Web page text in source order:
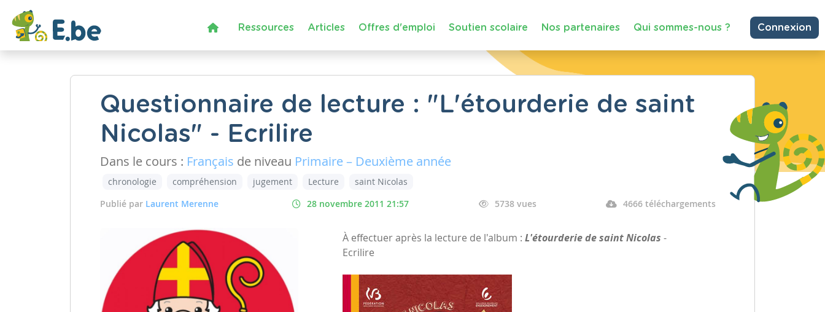
Ressources Articles Offres d'emploi Soutien scolaire Nos partenaires Qui sommes-nous ? Connexion
Questionnaire de lecture : "L'étourderie de saint
Nicolas" - Ecrilire
Dans le cours : Français de niveau Primaire – Deuxième année
chronologie compréhension jugement Lecture
saint Nicolas
Publié par Laurent Merenne 28 novembre 2011 21:57 5738 vues 4666 téléchargements
À effectuer après la lecture de l'album :L'étourderie de saint Nicolas -
Ecrilire